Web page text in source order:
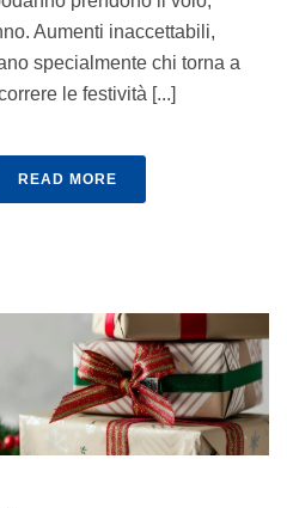
Aumenti inaccettabili,
specialmente chi torna a
le festività [...]
READ MORE